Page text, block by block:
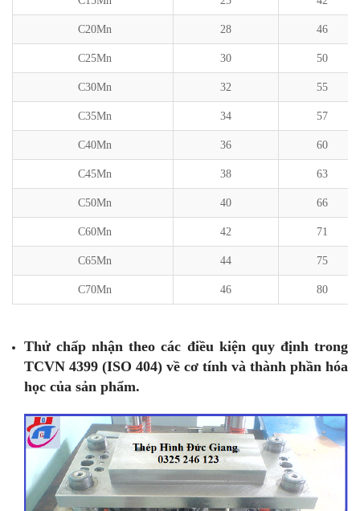
C20Mn 28 46
C25Mn 30 50
C30Mn 32 55
C35Mn 34 57
C40Mn 36 60
C45Mn 38 63
C50Mn 40 66
C60Mn 42 71
C65Mn 44 75
C70Mn 46 80
Thử chấp nhận theo các điều kiện quy định trong
TCVN 4399 (ISO 404) về cơ tính và thành phần hóa
học của sản phẩm.